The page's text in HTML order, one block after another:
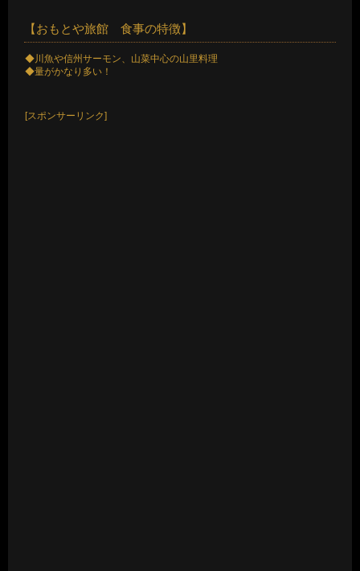
【おもとや旅館 食事の特徴】
◆川魚や信州サーモン、山菜中心の山里料理
◆量がかなり多い！
[スポンサーリンク]